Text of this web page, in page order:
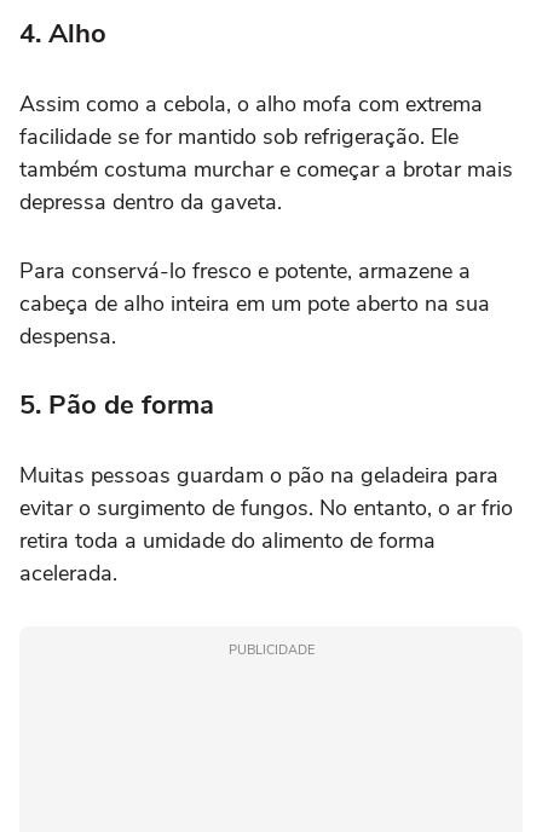
4. Alho
Assim como a cebola, o alho mofa com extrema
facilidade se for mantido sob refrigeração. Ele
também costuma murchar e começar a brotar mais
depressa dentro da gaveta.
Para conservá-lo fresco e potente, armazene a
cabeça de alho inteira em um pote aberto na sua
despensa.
5. Pão de forma
Muitas pessoas guardam o pão na geladeira para
evitar o surgimento de fungos. No entanto, o ar frio
retira toda a umidade do alimento de forma
acelerada.
PUBLICIDADE